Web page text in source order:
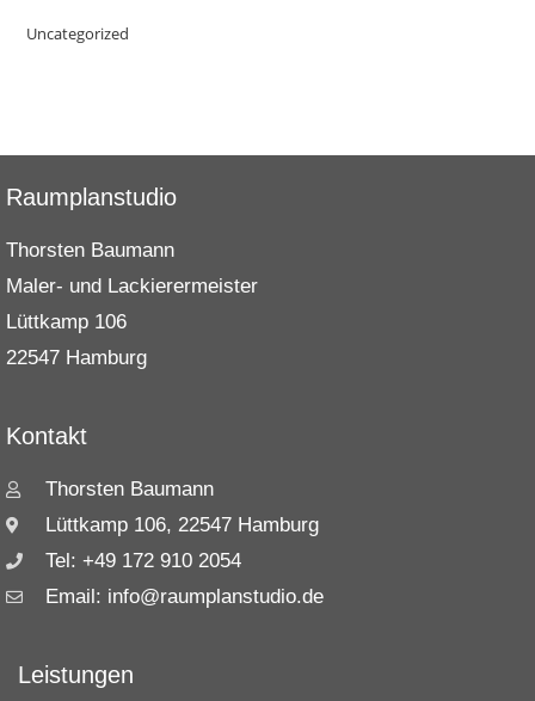
Uncategorized
Raumplanstudio
Thorsten Baumann
Maler- und Lackierermeister
Lüttkamp 106
22547 Hamburg
Kontakt
Thorsten Baumann
Lüttkamp 106, 22547 Hamburg
Tel: +49 172 910 2054
Email: info@raumplanstudio.de
Leistungen